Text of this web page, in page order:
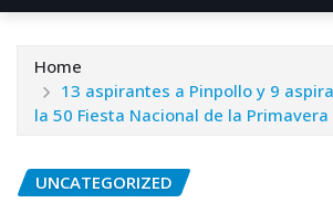
Home
13 aspirantes a Pinpollo y 9
la 50 Fiesta Nacional de la Primavera
UNCATEGORIZED